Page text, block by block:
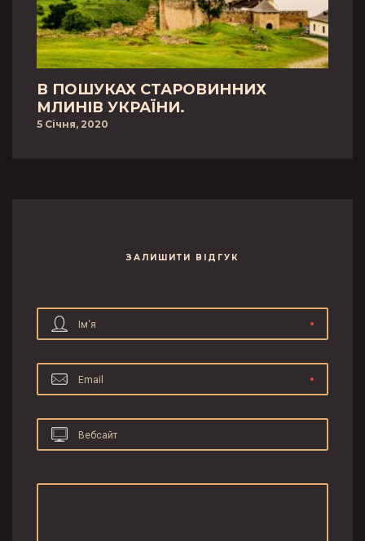
В ПОШУКАХ СТАРОВИННИХ
МЛИНІВ УКРАЇНИ.
5 Січня, 2020
ЗАЛИШИТИ ВІДГУК
Ім‘я
Email
Вебсайт